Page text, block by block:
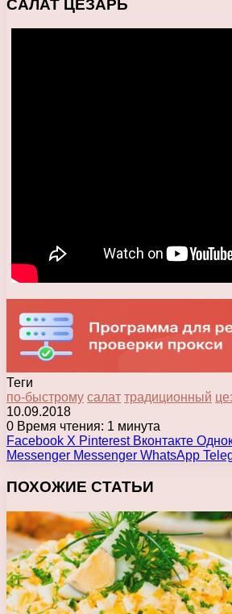
САЛАТ ЦЕЗАРЬ
Теги
по-быстрому салат традиционный
10.09.2018
0 Время чтения: 1 минута
Facebook X Pinterest Вконтакте
Messenger Messenger WhatsApp
ПОХОЖИЕ СТАТЬИ